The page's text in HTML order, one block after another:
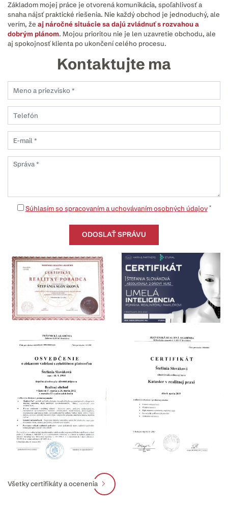
Základom mojej práce je otvorená komunikácia, spoľahlivosť a
snaha nájsť praktické riešenia. Nie každý obchod je jednoduchý, ale
verím, že aj náročné situácie sa dajú zvládnuť s rozvahou a
dobrým plánom. Mojou prioritou nie je len uzavretie obchodu, ale
aj spokojnosť klienta po ukončení celého procesu.
Kontaktujte ma
Súhlasím so spracovaním a uchovávaním osobných údajov *
Všetky certifikáty a ocenenia